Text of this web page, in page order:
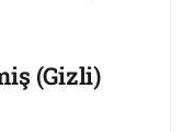
(Gizli)